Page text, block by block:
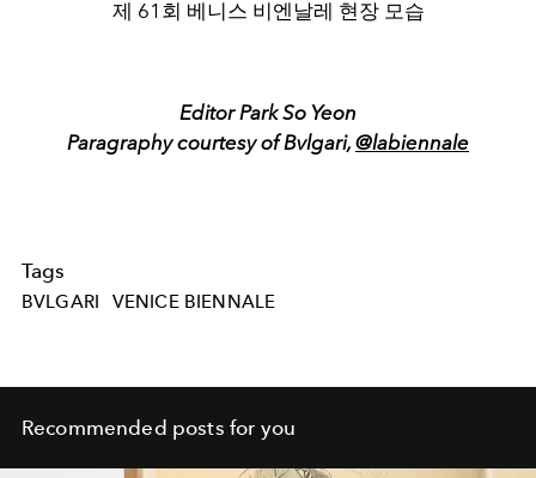
제 61회 베니스 비엔날레 현장 모습
Editor Park So Yeon
Paragraphy courtesy of Bvlgari,@labiennale
Tags
BVLGARI VENICE BIENNALE
Recommended posts for you